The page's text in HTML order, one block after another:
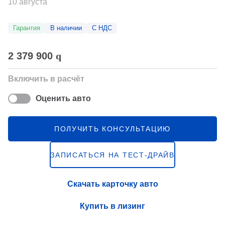
Гарантия В наличии С НДС
2 379 900 q
Включить в расчёт
Оценить авто
ПОЛУЧИТЬ КОНСУЛЬТАЦИЮ
ЗАПИСАТЬСЯ НА ТЕСТ-ДРАЙВ
Скачать карточку авто
Купить в лизинг